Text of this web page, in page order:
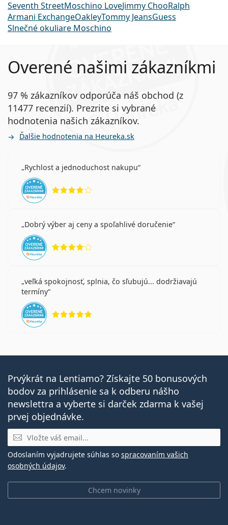
Seventh StreetMoschino LoveJimmy ChooRalph
Armani ExchangeOakleyTommy JeansGuess
Slnečné okuliare Moschino
Overené našimi zákazníkmi
97 % zákazníkov odporúča náš obchod (z
11477 recenzií). Prezrite si vybrané
hodnotenia našich zákazníkov.
Ďalšie hodnotenia na Heureka.sk
Rychlost a jednoduchost nakupu
Dobrý výber aj ceny a spoľahlivé doručenie
veľká spokojnosť, splnia, čo sľubujú... dodržiavajú
termíny
Prvýkrát na Lentiamo? Získajte 50 bonusových
bodov za prihlásenie sa k odberu nášho
newslettra a vyberte si darček zdarma k vašej
prvej objednávke.
E-mail
Chcem novinky
Odoslaním vyjadrujete súhlas so spracovaním vašich
osobných údajov.